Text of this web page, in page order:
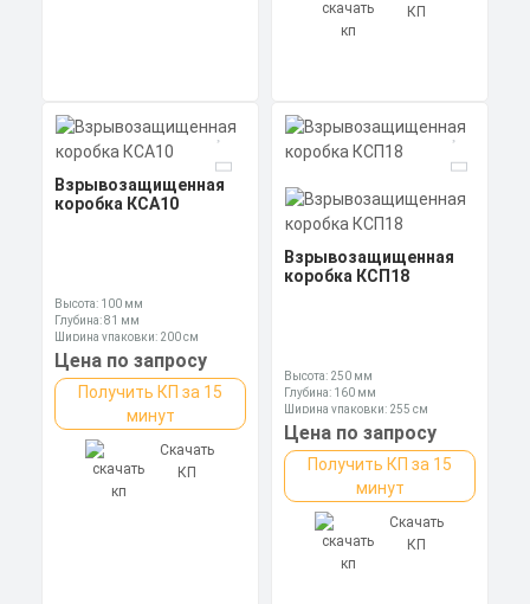
КП
Взрывозащищенная
коробка КСА10
Высота: 100 мм
Глубина: 81 мм
Ширина упаковки: 200 см
Цена по запросу
Получить КП за 15
минут
Скачать
КП
Взрывозащищенная
коробка КСП18
Высота: 250 мм
Глубина: 160 мм
Ширина упаковки: 255 см
Цена по запросу
Получить КП за 15
минут
Скачать
КП